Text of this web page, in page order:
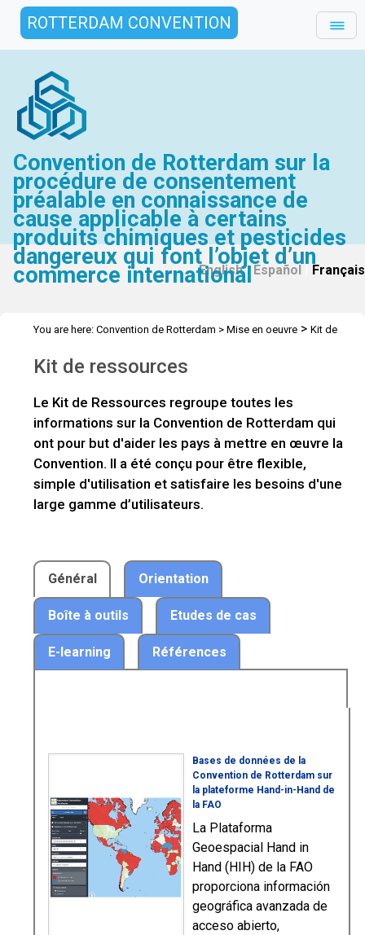
ROTTERDAM CONVENTION
Convention de Rotterdam sur la
procédure de consentement
préalable en connaissance de
cause applicable à certains
produits chimiques et pesticides
dangereux qui font l’objet d’un
commerce international
English| Español Français
You are here: Convention de Rotterdam > Mise en oeuvre > Kit de
Kit de ressources
Le Kit de Ressources regroupe toutes les
informations sur la Convention de Rotterdam qui
ont pour but d'aider les pays à mettre en œuvre la
Convention. Il a été conçu pour être flexible,
simple d'utilisation et satisfaire les besoins d'une
large gamme d’utilisateurs.
Général Orientation
Boîte à outils Etudes de cas
E-learning Références
Bases de données de la
Convention de Rotterdam sur
la plateforme Hand-in-Hand de
la FAO
La Plataforma
Geoespacial Hand in
Hand (HIH) de la FAO
proporciona información
geográfica avanzada de
acceso abierto,